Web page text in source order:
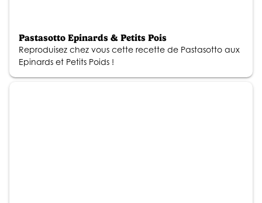
Pastasotto Epinards & Petits Pois
Reproduisez chez vous cette recette de Pastasotto aux
Epinards et Petits Poids !